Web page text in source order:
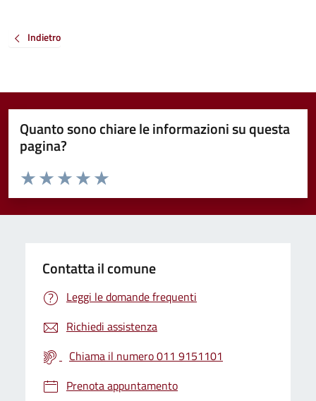
Indietro
Quanto sono chiare le informazioni su questa
pagina?
Valuta da 1 a 5 stelle la pagina
Valuta 5 stelle su 5
Valuta 4 stelle su 5
Valuta 3 stelle su 5
Valuta 2 stelle su 5
Valuta 1 stelle su 5
Contatta il comune
Leggi le domande frequenti
Richiedi assistenza
Chiama il numero 011 9151101
Prenota appuntamento